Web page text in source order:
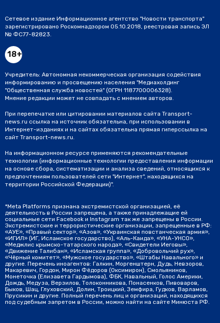
Сетевое издание Информационное агентство "Новости транспорта"
зарегистрировано Роскомнадзором 05.10.2018, реестровая запись ЭЛ
№ ФС77-82823.
18+
Учредитель: Автономная некоммерческая организация содействия
информированию и просвещению населения "Медиахолдинг
"Общественная служба новостей" (ОГРН 1187700006328).
Мнение редакции может не совпадать с мнением авторов.
При перепечатке или цитировании материалов сайта Transport-
news.ru ссылка на источник обязательна, при использовании в
Интернет-изданиях и на сайтах обязательна прямая гиперссылка на
сайт Transport-news.ru.
На информационном ресурсе применяются рекомендательные
технологии (информационные технологии предоставления информации
на основе сбора, систематизации и анализа сведений, относящихся к
предпочтениям пользователей сети "Интернет", находящихся на
территории Российской Федерации)".
*Meta Platforms признана экстремистской организацией, её
деятельность в России запрещена, а также принадлежащие ей
социальные сети Facebook и Instagram так же запрещены в России.
Экстремистские и террористические организации, запрещенные в РФ:
«АУЕ», «Правый сектор», «Азов», «Украинская повстанческая армия»,
«ИГИЛ» (ИГ, Исламское государство), «Аль-Каида», «УНА-УНСО»,
«Меджлис крымско-татарского народа», «Свидетели Иеговы»,
«Движение Талибан», «Исламская группа», «Добровольчий рух»,
«Чёрный комитет», «Мужское государство», «Штабы Навального» и
другие. Перечень иноагентов: Галкин, Моргенштерн, Дудь, Невзоров,
Макаревич, Гордон, Мирон Фёдоров (Оксимирон), Смольянинов,
Монеточка (Елизавета Гардымова), ФБК, Навальный, Голос Америки,
Дождь, Медуза, Верзилов, Толоконникова, Понасенков, Пивоваров,
Быков, Шац, Глуховский, Долин, Троицкий, Земфира, Гудков, Варламов,
Прусикин и другие. Полный перечень лиц и организаций, находящихся
под судебным запретом в России, можно найти на сайте Минюста РФ.